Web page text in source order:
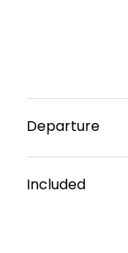
Departure
Included